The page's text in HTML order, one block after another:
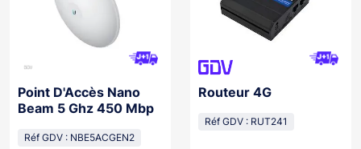
Point D'Accès Nano
Beam 5 Ghz 450 Mbp
Réf GDV : NBE5ACGEN2
Routeur 4G
Réf GDV : RUT241